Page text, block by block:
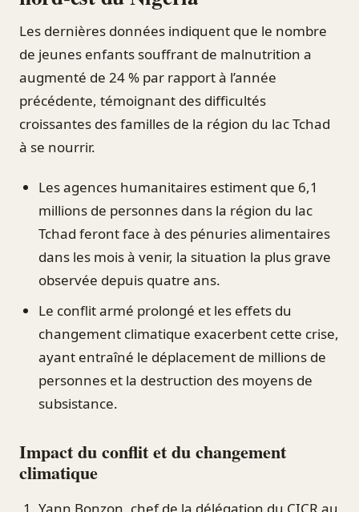
Les dernières données indiquent que le nombre
de jeunes enfants souffrant de malnutrition a
augmenté de 24 % par rapport à l’année
précédente, témoignant des difficultés
croissantes des familles de la région du lac Tchad
à se nourrir.
Les agences humanitaires estiment que 6,1
millions de personnes dans la région du lac
Tchad feront face à des pénuries alimentaires
dans les mois à venir, la situation la plus grave
observée depuis quatre ans.
Le conflit armé prolongé et les effets du
changement climatique exacerbent cette crise,
ayant entraîné le déplacement de millions de
personnes et la destruction des moyens de
subsistance.
Impact du conflit et du changement
climatique